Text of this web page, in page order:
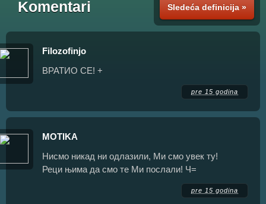
Sledeća definicija »
Komentari
Filozofinjo
ВРАТИО СЕ! +
pre 15 godina
MOTIKA
Нисмо никад ни одлазили, Ми смо увек ту!
Реци њима да смо те Ми послали! Ч=
pre 15 godina